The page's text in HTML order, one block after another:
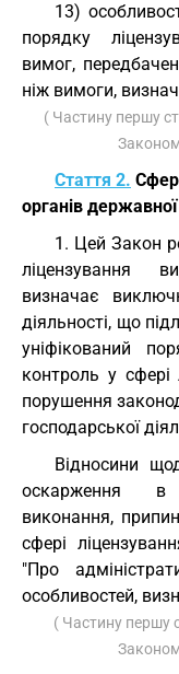
13)
порядку
вимог,
ніж вимоги,
( Частину першу
Стаття 2.
органів
1. Цей Закон
ліцензування
визначає
діяльності, що
уніфікований
контроль у сфері
порушення
господарської
Відносини
оскарження в
виконання,
сфері
"Про
особливостей,
( Частину першу